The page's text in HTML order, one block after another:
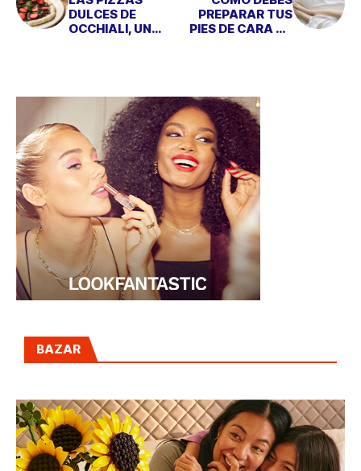
DULCES DE
OCCHIALI, UN
PREPARAR TUS
PIES DE CARA AL
BAZAR